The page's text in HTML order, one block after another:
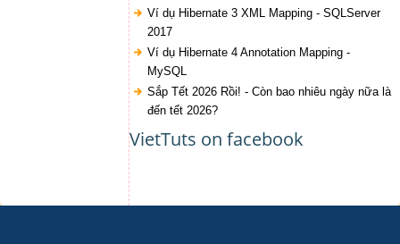
Ví dụ Hibernate 3 XML Mapping - SQLServer
2017
Ví dụ Hibernate 4 Annotation Mapping -
MySQL
Sắp Tết 2026 Rồi! - Còn bao nhiêu ngày nữa là
đến tết 2026?
VietTuts on facebook